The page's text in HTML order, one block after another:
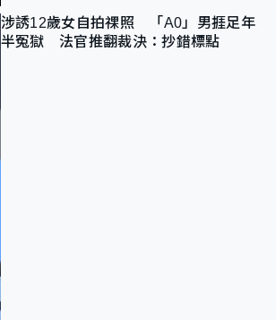
涉誘12歲女自拍祼照 「A0」男捱足年
半冤獄 法官推翻裁決：抄錯標點